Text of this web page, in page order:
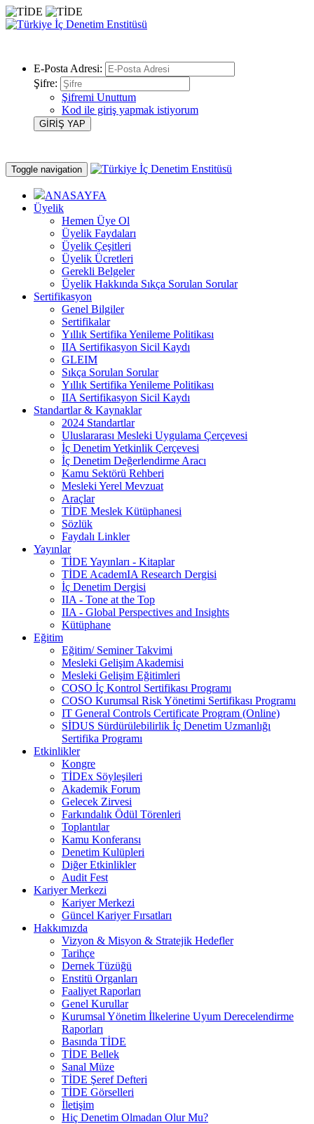
E-Posta Adresi:
Şifre:
Şifremi Unuttum
Kod ile giriş yapmak istiyorum
Toggle navigation
ANASAYFA
Üyelik
Hemen Üye Ol
Üyelik Faydaları
Üyelik Çeşitleri
Üyelik Ücretleri
Gerekli Belgeler
Üyelik Hakkında Sıkça Sorulan Sorular
Sertifikasyon
Genel Bilgiler
Sertifikalar
Yıllık Sertifika Yenileme Politikası
IIA Sertifikasyon Sicil Kaydı
GLEIM
Sıkça Sorulan Sorular
Yıllık Sertifika Yenileme Politikası
IIA Sertifikasyon Sicil Kaydı
Standartlar & Kaynaklar
2024 Standartlar
Uluslararası Mesleki Uygulama Çerçevesi
İç Denetim Yetkinlik Çerçevesi
İç Denetim Değerlendirme Aracı
Kamu Sektörü Rehberi
Mesleki Yerel Mevzuat
Araçlar
TİDE Meslek Kütüphanesi
Sözlük
Faydalı Linkler
Yayınlar
TİDE Yayınları - Kitaplar
TİDE AcademIA Research Dergisi
İç Denetim Dergisi
IIA - Tone at the Top
IIA - Global Perspectives and Insights
Kütüphane
Eğitim
Eğitim/ Seminer Takvimi
Mesleki Gelişim Akademisi
Mesleki Gelişim Eğitimleri
COSO İç Kontrol Sertifikası Programı
COSO Kurumsal Risk Yönetimi Sertifikası Programı
IT General Controls Certificate Program (Online)
SİDUS Sürdürülebilirlik İç Denetim Uzmanlığı
Sertifika Programı
Etkinlikler
Kongre
TİDEx Söyleşileri
Akademik Forum
Gelecek Zirvesi
Farkındalık Ödül Törenleri
Toplantılar
Kamu Konferansı
Denetim Kulüpleri
Diğer Etkinlikler
Audit Fest
Kariyer Merkezi
Kariyer Merkezi
Güncel Kariyer Fırsatları
Hakkımızda
Vizyon & Misyon & Stratejik Hedefler
Tarihçe
Dernek Tüzüğü
Enstitü Organları
Faaliyet Raporları
Genel Kurullar
Kurumsal Yönetim İlkelerine Uyum Derecelendirme
Raporları
Basında TİDE
TİDE Bellek
Sanal Müze
TİDE Şeref Defteri
TİDE Görselleri
İletişim
Hiç Denetim Olmadan Olur Mu?